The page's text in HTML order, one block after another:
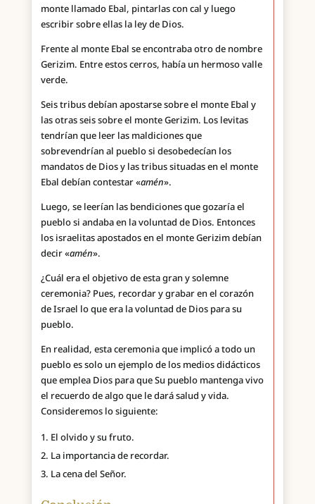
monte llamado Ebal, pintarlas con cal y luego
escribir sobre ellas la ley de Dios.
Frente al monte Ebal se encontraba otro de nombre
Gerizim. Entre estos cerros, había un hermoso valle
verde.
Seis tribus debían apostarse sobre el monte Ebal y
las otras seis sobre el monte Gerizim. Los levitas
tendrían que leer las maldiciones que
sobrevendrían al pueblo si desobedecían los
mandatos de Dios y las tribus situadas en el monte
Ebal debían contestar «amén».
Luego, se leerían las bendiciones que gozaría el
pueblo si andaba en la voluntad de Dios. Entonces
los israelitas apostados en el monte Gerizim debían
decir «amén».
¿Cuál era el objetivo de esta gran y solemne
ceremonia? Pues, recordar y grabar en el corazón
de Israel lo que era la voluntad de Dios para su
pueblo.
En realidad, esta ceremonia que implicó a todo un
pueblo es solo un ejemplo de los medios didácticos
que emplea Dios para que Su pueblo mantenga vivo
el recuerdo de algo que le dará salud y vida.
Consideremos lo siguiente:
El olvido y su fruto.
La importancia de recordar.
La cena del Señor.